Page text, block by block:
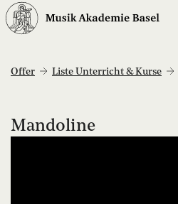
Offer Liste Unterricht & Kurse
Mandoline